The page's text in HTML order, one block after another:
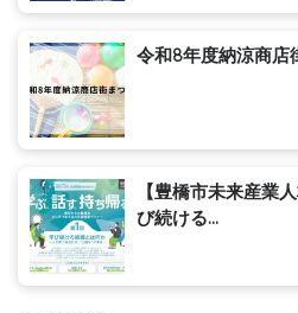
令和8年度納涼商店
【豊橋市未来産業
び続ける...